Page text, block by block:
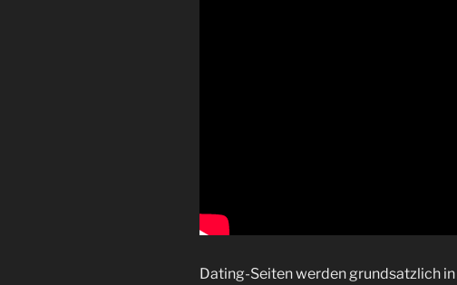
Dating-Seiten werden grundsatzlich